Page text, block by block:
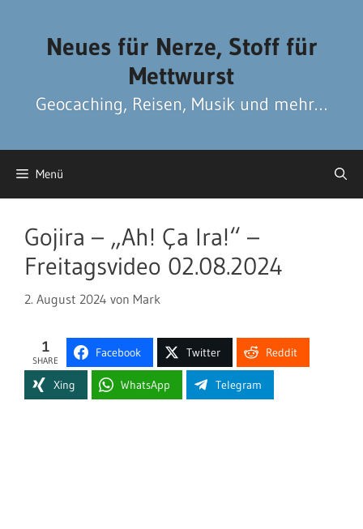
Neues für Nerze, Stoff für
Mettwurst
Geocaching, Reisen, Musik und mehr…
Menü
Gojira – „Ah! Ça Ira!“ –
Freitagsvideo 02.08.2024
2. August 2024 von Mark
1
SHARE
Facebook Twitter Reddit
Xing WhatsApp Telegram